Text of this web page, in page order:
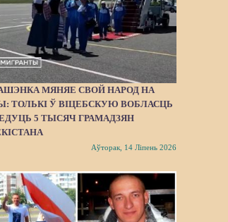
МЯНЯЕ СВОЙ НАРОД НА
ТОЛЬКІ Ў ВІЦЕБСКУЮ ВОБЛАСЦЬ
5 ТЫСЯЧ ГРАМАДЗЯН
Аўторак, 14 Ліпень 2026